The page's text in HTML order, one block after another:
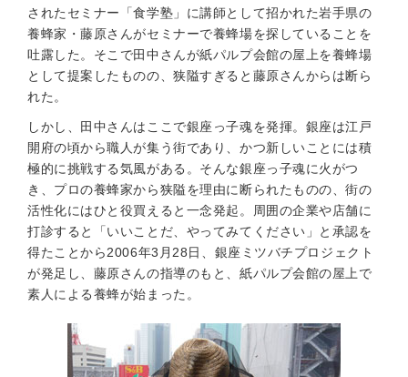
されたセミナー「食学塾」に講師として招かれた岩手県の
養蜂家・藤原さんがセミナーで養蜂場を探していることを
吐露した。そこで田中さんが紙パルプ会館の屋上を養蜂場
として提案したものの、狭隘すぎると藤原さんからは断ら
れた。
しかし、田中さんはここで銀座っ子魂を発揮。銀座は江戸
開府の頃から職人が集う街であり、かつ新しいことには積
極的に挑戦する気風がある。そんな銀座っ子魂に火がつ
き、プロの養蜂家から狭隘を理由に断られたものの、街の
活性化にはひと役買えると一念発起。周囲の企業や店舗に
打診すると「いいことだ、やってみてください」と承認を
得たことから2006年3月28日、銀座ミツバチプロジェクト
が発足し、藤原さんの指導のもと、紙パルプ会館の屋上で
素人による養蜂が始まった。